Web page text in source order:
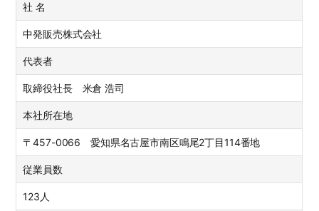
社 名
中発販売株式会社
代表者
取締役社長 米倉 浩司
本社所在地
〒457-0066 愛知県名古屋市南区鳴尾2丁目114番地
従業員数
123人